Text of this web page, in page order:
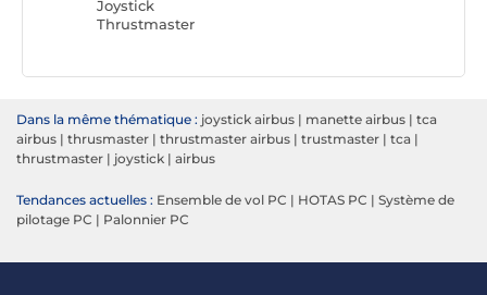
Joystick
Thrustmaster
Dans la même thématique : joystick airbus | manette airbus | tca
airbus | thrusmaster | thrustmaster airbus | trustmaster | tca |
thrustmaster | joystick | airbus
Tendances actuelles : Ensemble de vol PC | HOTAS PC | Système de
pilotage PC | Palonnier PC